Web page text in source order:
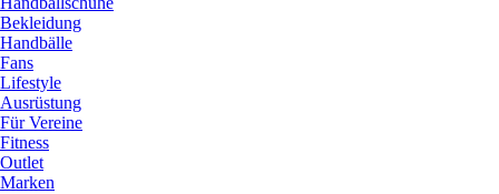
Bekleidung
Handbälle
Fans
Lifestyle
Ausrüstung
Für Vereine
Fitness
Outlet
Marken